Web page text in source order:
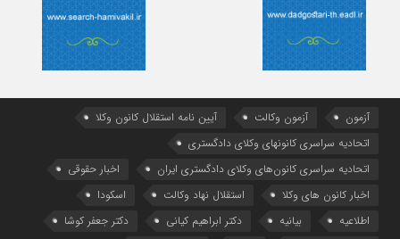
آزمون آزمون وکالت
آیین ‌نامه استقلال کانون وکلا
اتحادیه سراسری کانونهای وکلای دادگستری
اتحادیه سراسری کانون‌های وکلای دادگستری ایران
اخبار حقوقی
اخبار کانون های وکلا
استقلال نهاد وکالت
اسکودا
اطلاعیه
بیانیه دکتر ابراهیم کیانی
دکتر جعفر کوشا